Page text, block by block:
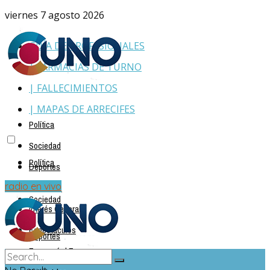
viernes 7 agosto 2026
GUÍA DE PROFESIONALES
| FARMACIAS DE TURNO
| FALLECIMIENTOS
| MAPAS DE ARRECIFES
Política
Sociedad
Deportes
Policiales
Interés General
Espectáculos
Economía | Empresas
Política
Sociedad
Deportes
radio en vivo